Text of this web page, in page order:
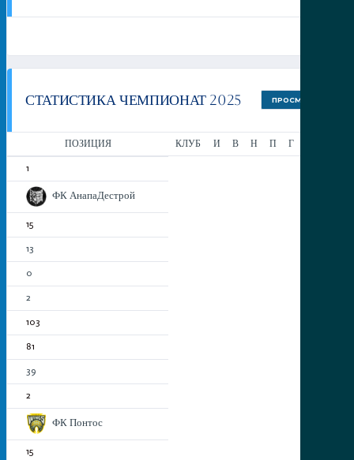
СТАТИСТИКА ЧЕМПИОНАТ 2025 ПРОСМОТР
ПОЗИЦИЯ КЛУБ И В Н П Г
1
ФК АнапаДестрой
15
13
0
2
103
81
39
2
ФК Понтос
15